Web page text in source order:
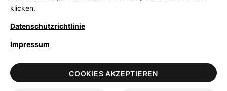
LegalDatenschutzrichtlinieZugänglichkeitHinweis zu Cookies
VerkaufsbedingungenNutzungsbedingungen
klicken.
Datenschutzrichtlinie
Impressum
COOKIES AKZEPTIEREN